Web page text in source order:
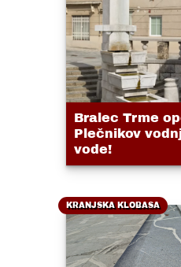
Bralec Trme
Plečnikov
vode!
KRANJSKA KLOBASA